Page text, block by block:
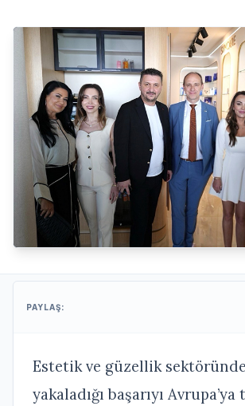
PAYLAŞ:
Estetik ve güzellik
yakaladığı başarıyı Avrupa’ya